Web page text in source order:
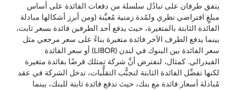
يتفق طرفان على تبادُل سلسلة من دفعات الفائدة على أساس
مبلغٍ افتراضي نظري ولمُدة زمنية مُعيَّنة (ومن أبرز أشكالها مبادلة
الفائدة الثابتة بالمتغيرة، حيث يدفع أحد الطرفين فائدة بسعر ثابت،
بينما يدفع الطرف الآخر فائدة متغيرة بناءً على سعر مرجعي مثل
سعر الفائدة بين البنوك في لندن (LIBOR) أو سعر الفائدة
الفيدرالي. كمثال، لنفترض أنَّ شركة تمتلك قرضًا بفائدة متغيرة
لكنها تفضِّل الفائدة الثابتة لتجنُّب التقلُّبات، تدخل الشركة في عقد
مُبادلة أسعار فائدة مع بنك، حيث تدفع فائدة ثابتة للبنك، بينما